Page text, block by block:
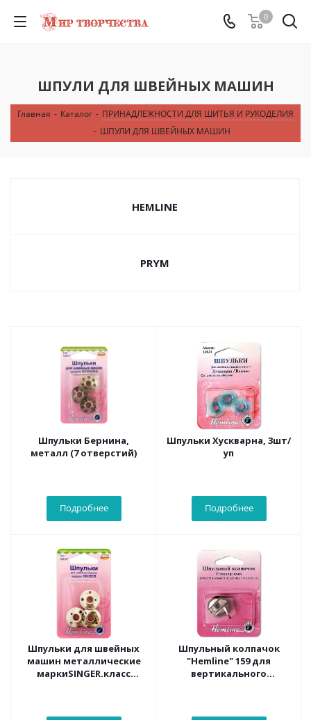
0
ШПУЛИ ДЛЯ ШВЕЙНЫХ МАШИН
Главная - Каталог - ПРИНАДЛЕЖНОСТИ ДЛЯ ШИТЬЯ И РУКОДЕЛИЯ
- ШПУЛИ ДЛЯ ШВЕЙНЫХ МАШИН
HEMLINE
PRYM
Шпульки Бернина,
металл (7 отверстий)
Подробнее
Шпульки Хускварна, 3шт/
уп
Подробнее
Шпульки для швейных
машин металлические
маркиSINGER.класс
Шпульный колпачок
"Hemline" 159 для
вертикального